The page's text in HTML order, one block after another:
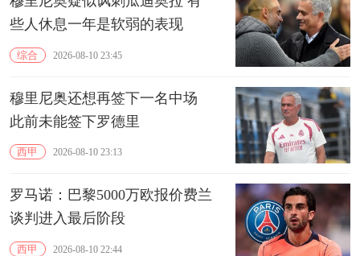
些人休息一年是软弱的表现
综合 2026-08-10 23:45
穆里尼奥还想再签下一名中场
此前未能签下罗德里
西甲 2026-08-10 23:13
罗马诺：巴黎5000万欧报价费兰
谈判进入最后阶段
西甲 2026-08-10 22:44